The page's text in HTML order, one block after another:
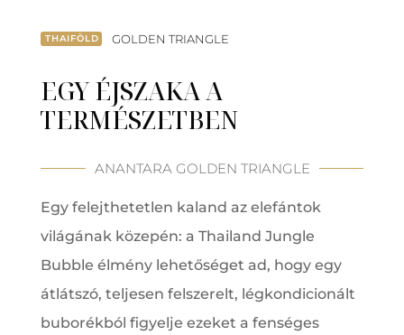
THAIFÖLD GOLDEN TRIANGLE
EGY ÉJSZAKA A
TERMÉSZETBEN
ANANTARA GOLDEN TRIANGLE
Egy felejthetetlen kaland az elefántok
világának közepén: a Thailand Jungle
Bubble élmény lehetőséget ad, hogy egy
átlátszó, teljesen felszerelt, légkondicionált
buborékból figyelje ezeket a fenséges